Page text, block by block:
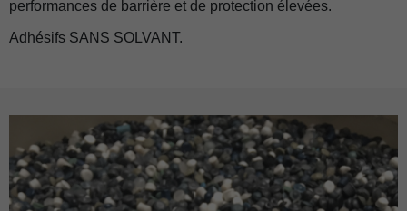
performances de barrière et de protection élevées.
Adhésifs SANS SOLVANT.